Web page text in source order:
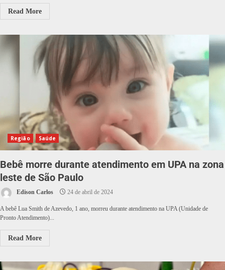
Read More
Região Saúde
Bebê morre durante atendimento em UPA na zona
leste de São Paulo
Edison Carlos 24 de abril de 2024
A bebê Lua Smith de Azevedo, 1 ano, morreu durante atendimento na UPA (Unidade de
Pronto Atendimento)...
Read More